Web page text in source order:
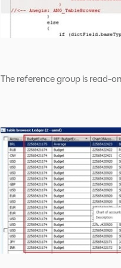
The reference group is read-